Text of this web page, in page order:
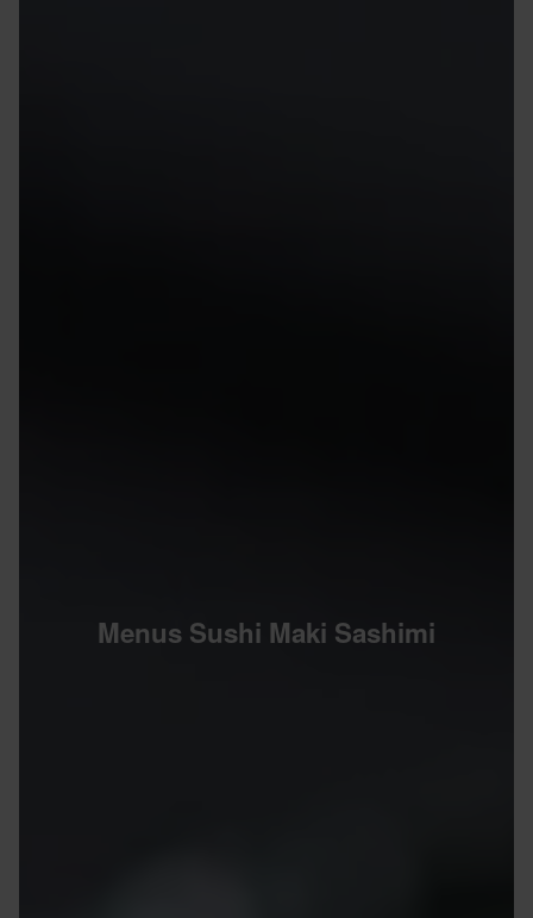
Menus Sushi Maki Sashimi